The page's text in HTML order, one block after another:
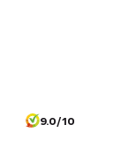
9.0/10